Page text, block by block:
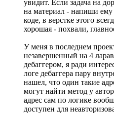
увидит. Если задача на
на материал - напиши ему
коде, в верстке этого
хорошая - похвали,
У меня в последнем
незавершенный на 4
дебаггером, я ради
логе дебаггера пару
нашел, что один такие
могут найти метод у
адрес сам по логике
доступен для